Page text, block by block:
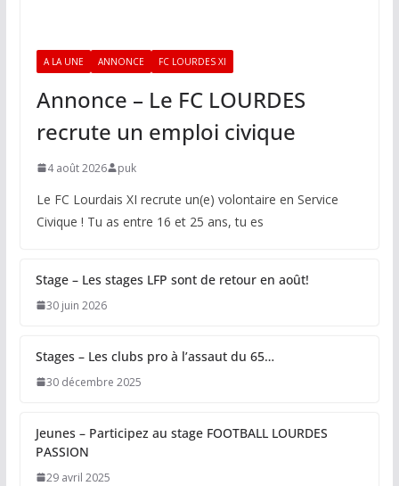
A LA UNE ANNONCE FC LOURDES XI
Annonce – Le FC LOURDES
recrute un emploi civique
4 août 2026 puk
Le FC Lourdais XI recrute un(e) volontaire en Service
Civique ! Tu as entre 16 et 25 ans, tu es
Stage – Les stages LFP sont de retour en août!
30 juin 2026
Stages – Les clubs pro à l’assaut du 65…
30 décembre 2025
Jeunes – Participez au stage FOOTBALL LOURDES
PASSION
29 avril 2025